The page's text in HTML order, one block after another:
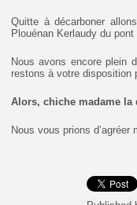
Quitte à décarboner
Plouénan Kerlaudy du
Nous avons encore plein
restons à votre disposition
Alors, chiche madame la
Nous vous prions d’agréer